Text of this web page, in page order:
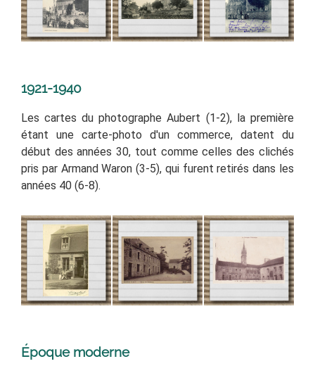
1921-1940
Les cartes du photographe Aubert (1-2), la première
étant une carte-photo d'un commerce, datent du
début des années 30, tout comme celles des clichés
pris par Armand Waron (3-5), qui furent retirés dans les
années 40 (6-8).
Époque moderne